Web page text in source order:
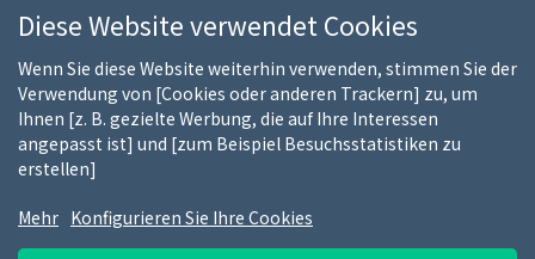
Wer sind wir Unsere Kunden
Unsere Marken
Stellenangebote
Nutzungsbedingungen
Diese Website verwendet Cookies
Wenn Sie diese Website weiterhin verwenden, stimmen Sie der
Verwendung von [Cookies oder anderen Trackern] zu, um
Ihnen [z. B. gezielte Werbung, die auf Ihre Interessen
angepasst ist] und [zum Beispiel Besuchsstatistiken zu
erstellen]
Mehr Konfigurieren Sie Ihre Cookies